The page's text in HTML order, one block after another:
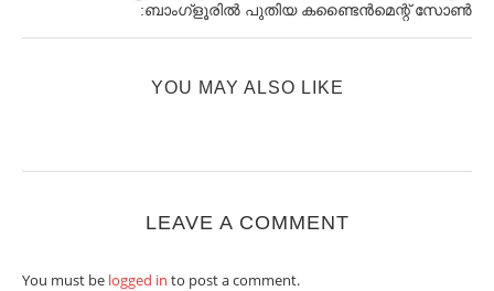
:ബാംഗ്ളൂരിൽ പുതിയ കണ്ടൈൻമെന്റ് സോൺ
YOU MAY ALSO LIKE
LEAVE A COMMENT
You must be logged in to post a comment.